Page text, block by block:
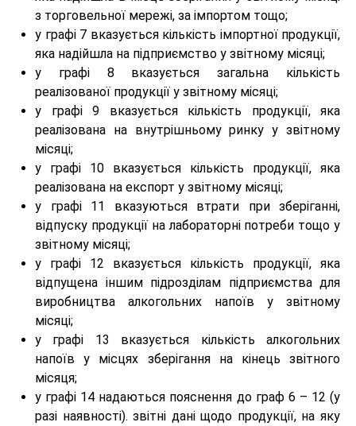
з торговельної мережі, за імпортом тощо;
у графі 7 вказується кількість імпортної продукції,
яка надійшла на підприємство у звітному місяці;
у графі 8 вказується загальна кількість
реалізованої продукції у звітному місяці;
у графі 9 вказується кількість продукції, яка
реалізована на внутрішньому ринку у звітному
місяці;
у графі 10 вказується кількість продукції, яка
реалізована на експорт у звітному місяці;
у графі 11 вказуються втрати при зберіганні,
відпуску продукції на лабораторні потреби тощо у
звітному місяці;
у графі 12 вказується кількість продукції, яка
відпущена іншим підрозділам підприємства для
виробництва алкогольних напоїв у звітному
місяці;
у графі 13 вказується кількість алкогольних
напоїв у місцях зберігання на кінець звітного
місяця;
у графі 14 надаються пояснення до граф 6 – 12 (у
разі наявності). звітні дані щодо продукції, на яку